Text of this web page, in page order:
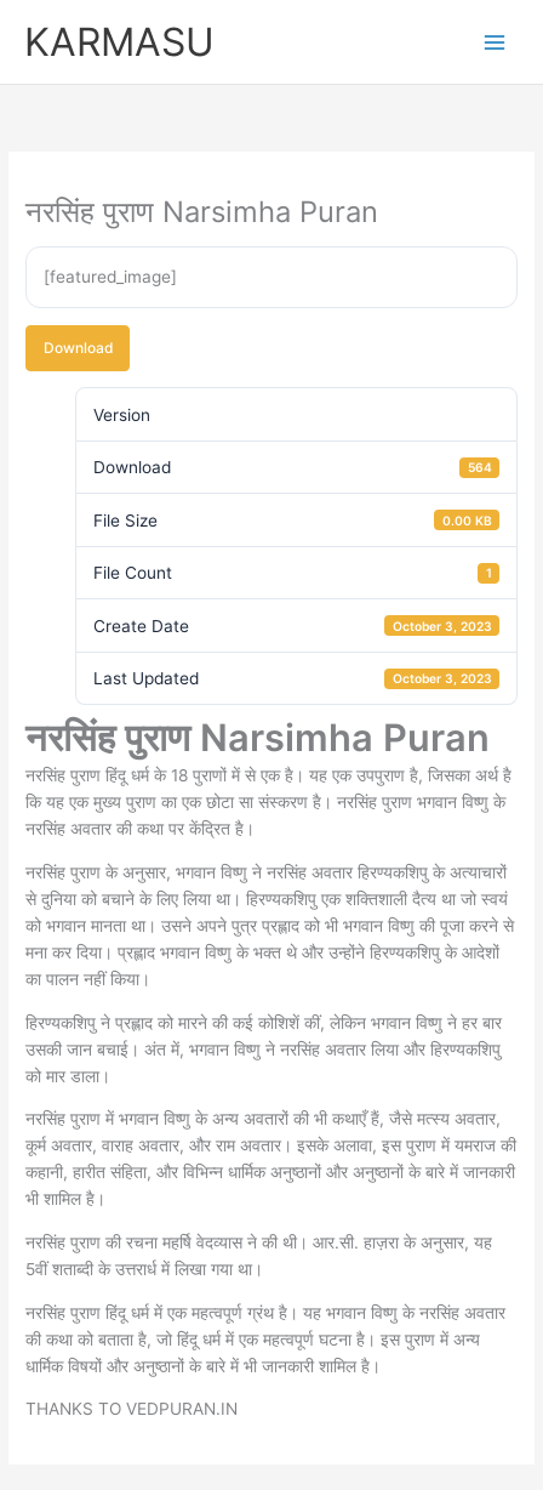
KARMASU
नरसिंह पुराण Narsimha Puran
[featured_image]
Download
Version
Download 564
File Size 0.00 KB
File Count 1
Create Date October 3, 2023
Last Updated October 3, 2023
नरसिंह पुराण Narsimha Puran
नरसिंह पुराण हिंदू धर्म के 18 पुराणों में से एक है। यह एक उपपुराण है, जिसका अर्थ है
कि यह एक मुख्य पुराण का एक छोटा सा संस्करण है। नरसिंह पुराण भगवान विष्णु के
नरसिंह अवतार की कथा पर केंद्रित है।
नरसिंह पुराण के अनुसार, भगवान विष्णु ने नरसिंह अवतार हिरण्यकशिपु के अत्याचारों
से दुनिया को बचाने के लिए लिया था। हिरण्यकशिपु एक शक्तिशाली दैत्य था जो स्वयं
को भगवान मानता था। उसने अपने पुत्र प्रह्लाद को भी भगवान विष्णु की पूजा करने से
मना कर दिया। प्रह्लाद भगवान विष्णु के भक्त थे और उन्होंने हिरण्यकशिपु के आदेशों
का पालन नहीं किया।
हिरण्यकशिपु ने प्रह्लाद को मारने की कई कोशिशें कीं, लेकिन भगवान विष्णु ने हर बार
उसकी जान बचाई। अंत में, भगवान विष्णु ने नरसिंह अवतार लिया और हिरण्यकशिपु
को मार डाला।
नरसिंह पुराण में भगवान विष्णु के अन्य अवतारों की भी कथाएँ हैं, जैसे मत्स्य अवतार,
कूर्म अवतार, वाराह अवतार, और राम अवतार। इसके अलावा, इस पुराण में यमराज की
कहानी, हारीत संहिता, और विभिन्न धार्मिक अनुष्ठानों और अनुष्ठानों के बारे में जानकारी
भी शामिल है।
नरसिंह पुराण की रचना महर्षि वेदव्यास ने की थी। आर.सी. हाज़रा के अनुसार, यह
5वीं शताब्दी के उत्तरार्ध में लिखा गया था।
नरसिंह पुराण हिंदू धर्म में एक महत्वपूर्ण ग्रंथ है। यह भगवान विष्णु के नरसिंह अवतार
की कथा को बताता है, जो हिंदू धर्म में एक महत्वपूर्ण घटना है। इस पुराण में अन्य
धार्मिक विषयों और अनुष्ठानों के बारे में भी जानकारी शामिल है।
THANKS TO VEDPURAN.IN